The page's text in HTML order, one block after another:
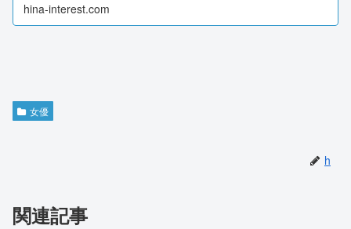
が...
hina-interest.com
女優
h
関連記事